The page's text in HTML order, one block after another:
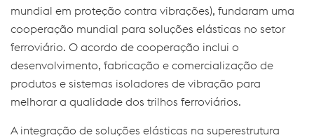
mundial em proteção contra vibrações), fundaram uma
cooperação mundial para soluções elásticas no setor
ferroviário. O acordo de cooperação inclui o
desenvolvimento, fabricação e comercialização de
produtos e sistemas isoladores de vibração para
melhorar a qualidade dos trilhos ferroviários.
A integração de soluções elásticas na superestrutura